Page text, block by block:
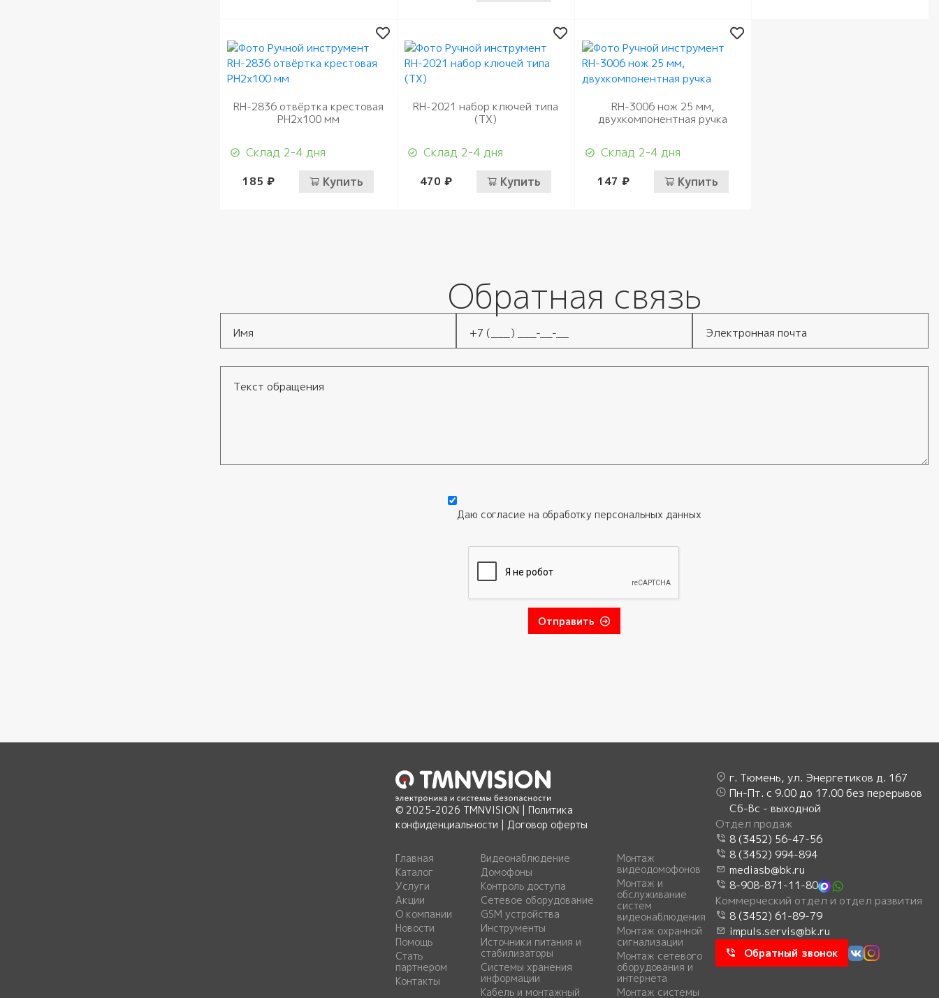
RH-2836 отвёртка крестовая
PH2x100 мм
Склад 2-4 дня
185 ₽ Купить
RH-2021 набор ключей типа
(TX)
Склад 2-4 дня
470 ₽ Купить
RH-3006 нож 25 мм,
двухкомпонентная ручка
Склад 2-4 дня
147 ₽ Купить
Обратная связь
Даю согласие на обработку персональных данных
Отправить
© 2025-2026 TMNVISION | Политика
конфиденциальности | Договор оферты
Главная
Каталог
Услуги
Акции
О компании
Новости
Помощь
Стать
партнером
Контакты
Видеонаблюдение
Домофоны
Контроль доступа
Сетевое оборудование
GSM устройства
Инструменты
Источники питания и
стабилизаторы
Системы хранения
информации
Кабель и монтажный
Монтаж
видеодомофонов
Монтаж и
обслуживание
систем
видеонаблюдения
Монтаж охранной
сигнализации
Монтаж сетевого
оборудования и
интернета
Монтаж системы
г. Тюмень, ул. Энергетиков д. 167
Пн-Пт. с 9.00 до 17.00 без перерывов
Сб-Вс - выходной
Отдел продаж
8 (3452) 56-47-56
8 (3452) 994-894
mediasb@bk.ru
8-908-871-11-80
Коммерческий отдел и отдел развития
8 (3452) 61-89-79
impuls.servis@bk.ru
Обратный звонок